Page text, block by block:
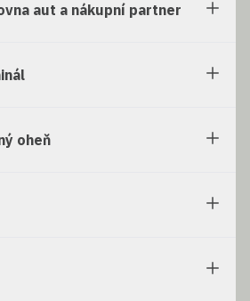
aut a nákupní partner
oheň